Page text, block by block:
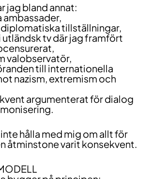
jag bland annat:
ambassader,
tillställningar,
utländsk tv där jag framfört
valobservatör,
till internationella
nazism, extremism och
argumenterat för dialog
hålla med mig om allt för
åtminstone varit konsekvent.